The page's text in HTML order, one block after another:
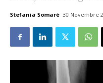
Stefania Somaré 30 Novembre